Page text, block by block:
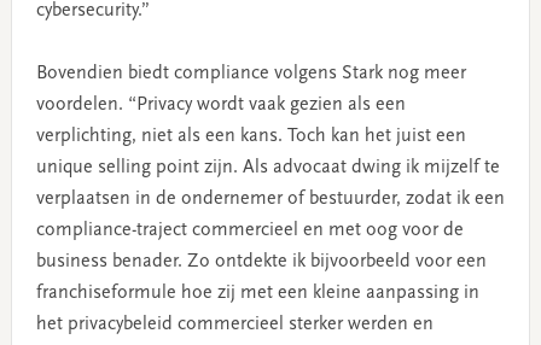
cybersecurity.”
Bovendien biedt compliance volgens Stark nog meer
voordelen. “Privacy wordt vaak gezien als een
verplichting, niet als een kans. Toch kan het juist een
unique selling point zijn. Als advocaat dwing ik mijzelf te
verplaatsen in de ondernemer of bestuurder, zodat ik een
compliance-traject commercieel en met oog voor de
business benader. Zo ontdekte ik bijvoorbeeld voor een
franchiseformule hoe zij met een kleine aanpassing in
het privacybeleid commercieel sterker werden en